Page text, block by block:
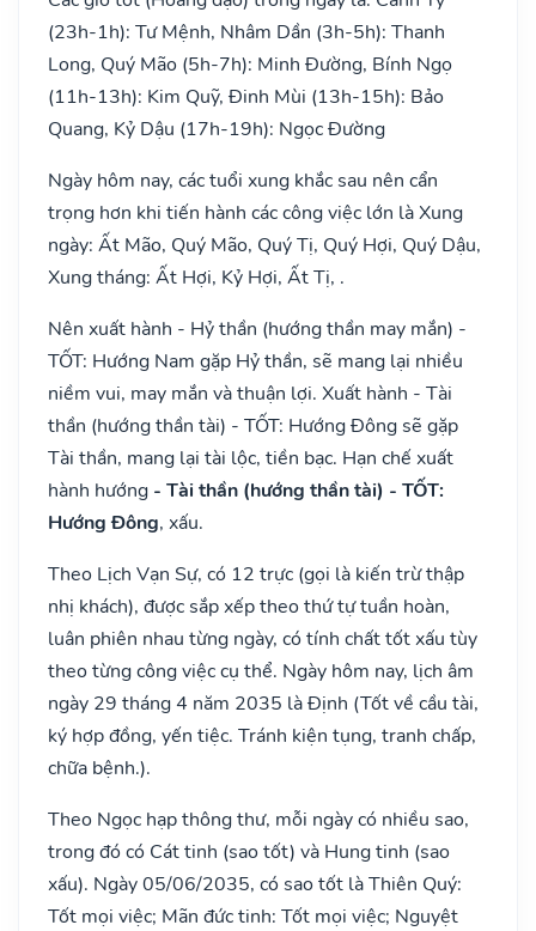
(23h-1h): Tư Mệnh, Nhâm Dần (3h-5h): Thanh
Long, Quý Mão (5h-7h): Minh Đường, Bính Ngọ
(11h-13h): Kim Quỹ, Đinh Mùi (13h-15h): Bảo
Quang, Kỷ Dậu (17h-19h): Ngọc Đường
Ngày hôm nay, các tuổi xung khắc sau nên cẩn
trọng hơn khi tiến hành các công việc lớn là Xung
ngày: Ất Mão, Quý Mão, Quý Tị, Quý Hợi, Quý Dậu,
Xung tháng: Ất Hợi, Kỷ Hợi, Ất Tị, .
Nên xuất hành - Hỷ thần (hướng thần may mắn) -
TỐT: Hướng Nam gặp Hỷ thần, sẽ mang lại nhiều
niềm vui, may mắn và thuận lợi. Xuất hành - Tài
thần (hướng thần tài) - TỐT: Hướng Đông sẽ gặp
Tài thần, mang lại tài lộc, tiền bạc. Hạn chế xuất
hành hướng - Tài thần (hướng thần tài) - TỐT:
Hướng Đông, xấu.
Theo Lịch Vạn Sự, có 12 trực (gọi là kiến trừ thập
nhị khách), được sắp xếp theo thứ tự tuần hoàn,
luân phiên nhau từng ngày, có tính chất tốt xấu tùy
theo từng công việc cụ thể. Ngày hôm nay, lịch âm
ngày 29 tháng 4 năm 2035 là Định (Tốt về cầu tài,
ký hợp đồng, yến tiệc. Tránh kiện tụng, tranh chấp,
chữa bệnh.).
Theo Ngọc hạp thông thư, mỗi ngày có nhiều sao,
trong đó có Cát tinh (sao tốt) và Hung tinh (sao
xấu). Ngày 05/06/2035, có sao tốt là Thiên Quý:
Tốt mọi việc; Mãn đức tinh: Tốt mọi việc; Nguyệt